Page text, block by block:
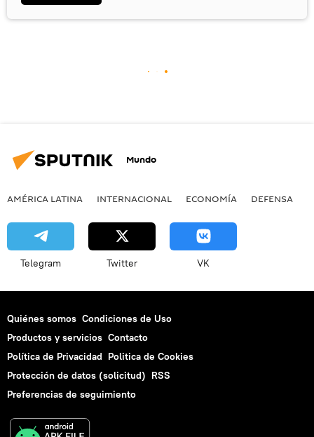
Mundo
AMÉRICA LATINA INTERNACIONAL ECONOMÍA DEFENSA
Telegram Twitter VK
Quiénes somos Condiciones de Uso
Productos y servicios Contacto
Política de Privacidad Politica de Cookies
Protección de datos (solicitud) RSS
Preferencias de seguimiento